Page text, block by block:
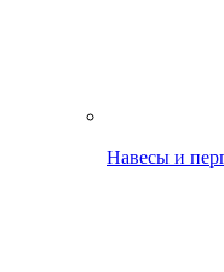
Навесы и